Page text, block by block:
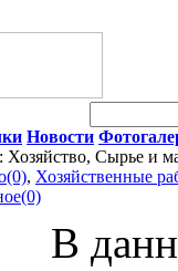
Новости
Хозяйство, Сырье и
, Хозяйственные
В